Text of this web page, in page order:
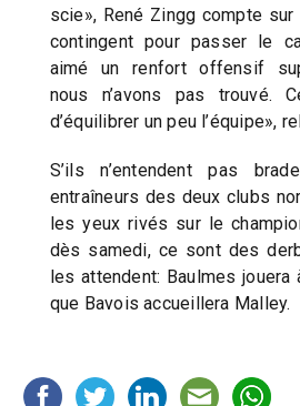
scie», René Zingg compte
contingent pour passer le
aimé un renfort offensif
nous n’avons pas trouvé.
d’équilibrer un peu l’équipe»,
S’ils n’entendent pas
entraîneurs des deux clubs
les yeux rivés sur le
dès samedi, ce sont des
les attendent: Baulmes jouera
que Bavois accueillera Malley.